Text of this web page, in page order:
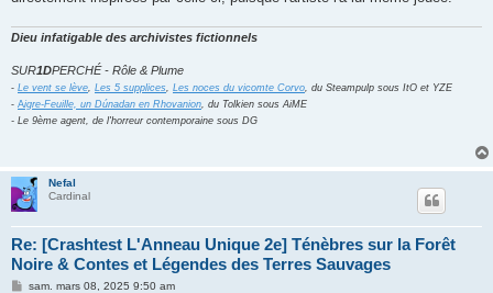
e
Dieu infatigable des archivistes fictionnels
SUR1DPERCHÉ - Rôle & Plume
- Le vent se lève, Les 5 supplices, Les noces du vicomte Corvo, du Steampulp sous ItO et YZE
- Aigre-Feuille, un Dúnadan en Rhovanion, du Tolkien sous AiME
- Le 9ème agent, de l'horreur contemporaine sous DG
Nefal
Cardinal
Re: [Crashtest L'Anneau Unique 2e] Ténèbres sur la Forêt
Noire & Contes et Légendes des Terres Sauvages
Msam. mars 08, 2025 9:50 am